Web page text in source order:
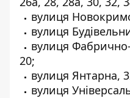
вулиця
вулиця
вулиця
20;
вулиця Янтарна,
вулиця